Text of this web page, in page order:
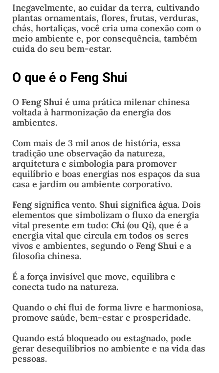
Inegavelmente, ao cuidar da terra, cultivando
plantas ornamentais, flores, frutas, verduras,
chás, hortaliças, você cria uma conexão com o
meio ambiente e, por consequência, também
cuida do seu bem-estar.
O que é o Feng Shui
O Feng Shui é uma prática milenar chinesa
voltada à harmonização da energia dos
ambientes.
Com mais de 3 mil anos de história, essa
tradição une observação da natureza,
arquitetura e simbologia para promover
equilíbrio e boas energias nos espaços da sua
casa e jardim ou ambiente corporativo.
Fengsignifica vento. Shui significa água. Dois
elementos que simbolizam o fluxo da energia
vital presente em tudo: Chi (ou Qi), que é a
energia vital que circula em todos os seres
vivos e ambientes, segundo o Feng Shui e a
filosofia chinesa.
É a força invisível que move, equilibra e
conecta tudo na natureza.
Quando o chi flui de forma livre e harmoniosa,
promove saúde, bem-estar e prosperidade.
Quando está bloqueado ou estagnado, pode
gerar desequilíbrios no ambiente e na vida das
pessoas.